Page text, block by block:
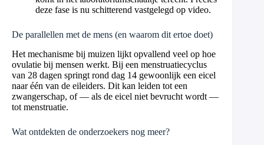
deze fase is nu schitterend vastgelegd op video.
De parallellen met de mens (en waarom dit ertoe doet)
Het mechanisme bij muizen lijkt opvallend veel op hoe
ovulatie bij mensen werkt. Bij een menstruatiecyclus
van 28 dagen springt rond dag 14 gewoonlijk een eicel
naar één van de eileiders. Dit kan leiden tot een
zwangerschap, of — als de eicel niet bevrucht wordt —
tot menstruatie.
Wat ontdekten de onderzoekers nog meer?